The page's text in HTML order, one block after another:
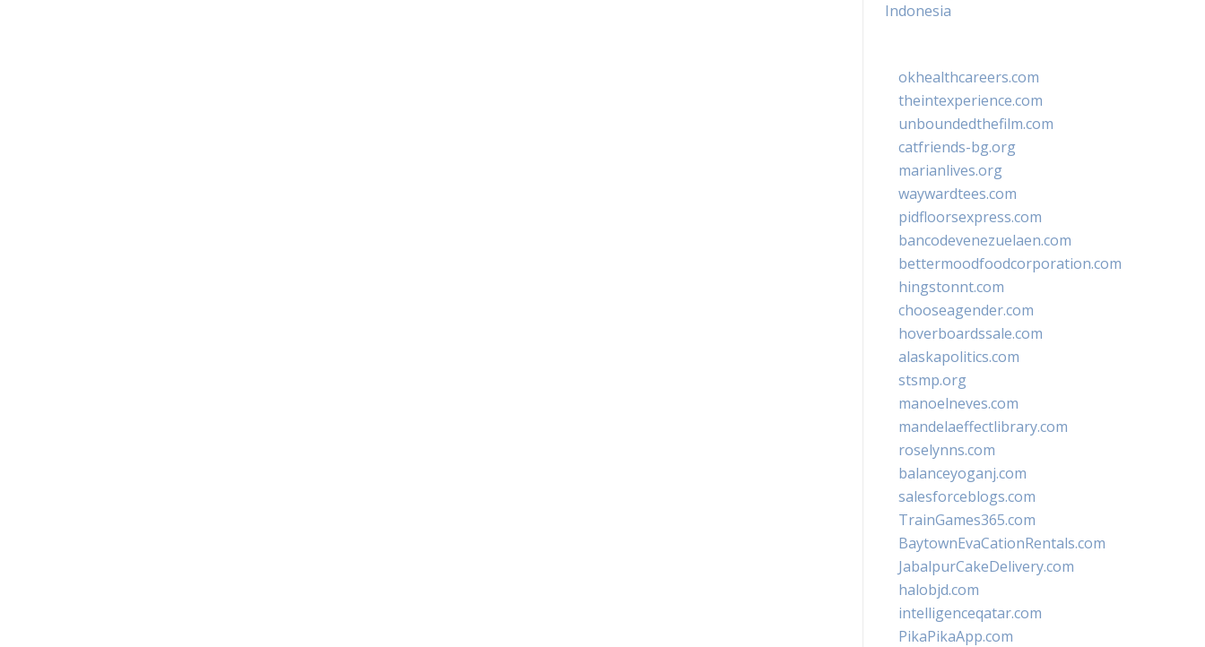
Indonesia
okhealthcareers.com
theintexperience.com
unboundedthefilm.com
catfriends-bg.org
marianlives.org
waywardtees.com
pidfloorsexpress.com
bancodevenezuelaen.com
bettermoodfoodcorporation.com
hingstonnt.com
chooseagender.com
hoverboardssale.com
alaskapolitics.com
stsmp.org
manoelneves.com
mandelaeffectlibrary.com
roselynns.com
balanceyoganj.com
salesforceblogs.com
TrainGames365.com
BaytownEvaCationRentals.com
JabalpurCakeDelivery.com
halobjd.com
intelligenceqatar.com
PikaPikaApp.com